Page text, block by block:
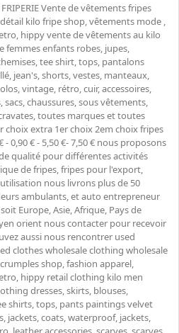
FRIPERIE Vente de vêtements fripes
kilo fripe shop, vêtements mode ,
hippy vente de vêtements au kilo
enfants robes, jupes,
tee shirt, tops, pantalons
jean's, shorts, vestes, manteaux,
vintage, rétro, cuir, accessoires,
chaussures, sous vêtements,
toutes marques et toutes
choix extra 1er choix 2em choix fripes
- 0,90 € - 5,50 €- 7,50 € nous proposons
qualité pour différentes activités
de fripes, fripes pour l'export,
nous livrons plus de 50
ambulants, et auto entrepreneur
Europe, Asie, Afrique, Pays de
orient nous contacter pour recevoir
aussi nous rencontrer used
clothes wholesale clothing wholesale
shop, fashion apparel,
hippy retail clothing kilo men
dresses, skirts, blouses,
shirts, tops, pants paintings velvet
jackets, coats, waterproof, jackets,